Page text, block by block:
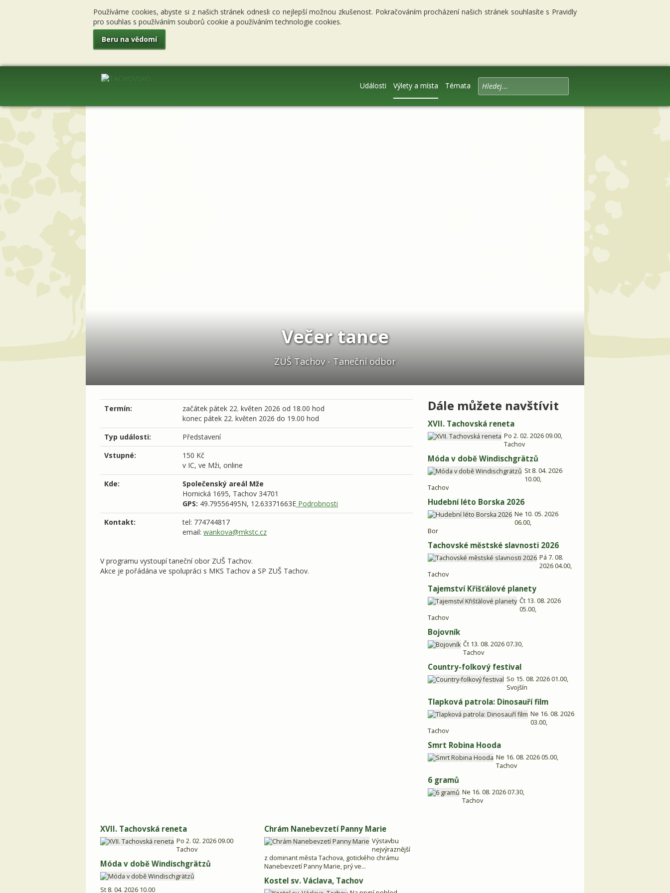
Používáme cookies, abyste si z našich stránek odnesli co nejlepší možnou zkušenost. Pokračováním procházení našich stránek souhlasíte s Pravidly
pro souhlas s používáním souborů cookie a používáním technologie cookies.
Beru na vědomí
Události Výlety a místa Témata
Večer tance
ZUŠ Tachov - Taneční odbor
Termín: začátek pátek 22. květen 2026 od 18.00 hod
konec pátek 22. květen 2026 do 19.00 hod
Typ události:
Představení
Vstupné:
150 Kč
v IC, ve Mži, online
Kde:
Společenský areál Mže
Hornická 1695, Tachov 34701
GPS: 49.79556495N, 12.63371663E Podrobnosti
Kontakt:
tel: 774744817
email: wankova@mkstc.cz
V programu vystoupí taneční obor ZUŠ Tachov.
Akce je pořádána ve spolupráci s MKS Tachov a SP ZUŠ Tachov.
Dále můžete navštívit
XVII. Tachovská reneta
Po 2. 02. 2026 09.00,
Tachov
Móda v době Windischgrätzů
St 8. 04. 2026
10.00,
Tachov
Hudební léto Borska 2026
Ne 10. 05. 2026
06.00,
Bor
Tachovské městské slavnosti 2026
Pá 7. 08.
2026 04.00,
Tachov
Tajemství Křišťálové planety
Čt 13. 08. 2026
05.00,
Tachov
Bojovník
Čt 13. 08. 2026 07.30,
Tachov
Country-folkový festival
So 15. 08. 2026 01.00,
Svojšín
Tlapková patrola: Dinosauří film
Ne 16. 08. 2026
03.00,
Tachov
Smrt Robina Hooda
Ne 16. 08. 2026 05.00,
Tachov
6 gramů
Ne 16. 08. 2026 07.30,
Tachov
XVII. Tachovská reneta
Po 2. 02. 2026 09.00
Tachov
Móda v době Windischgrätzů
St 8. 04. 2026 10.00
Chrám Nanebevzetí Panny Marie
Výstavbu
nejvýraznější
z dominant města Tachova, gotického chrámu
Nanebevzetí Panny Marie, prý ve...
Kostel sv. Václava, Tachov